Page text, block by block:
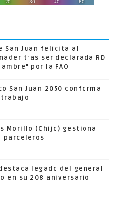
San Juan felicita al
tras ser declarada RD
por la FAO
San Juan 2050 conforma
trabajo
Morillo (Chijo) gestiona
parceleros
legado del general
en su 208 aniversario